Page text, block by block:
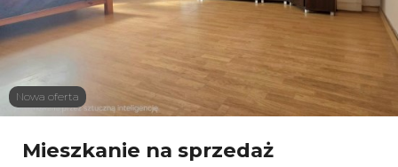
Nowa oferta
Mieszkanie na sprzedaż